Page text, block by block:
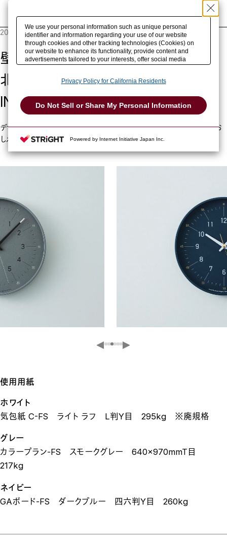
We use your personal information such as unique personal
identifier and information regarding your use of our website
through cookies and other tracking technologies (Cookies) on
our website to enhance its functionality, provide content and
advertisements tailored to your interests, offer social media
We may sell or share your personal information to/with our
These partners may combine the data shared by us with other
data that you have provided to them or that they have collected
from your use of their services or other websites to analyze and
share of your personal information by us. Please click
right. If we have detected an opt-out preference signal, then it
will be honored.Change your sell or share preference
Privacy Policy for California Residents
Do Not Sell or Share My Personal Information
Powered by Internet Initiative Japan Inc.
2024.08.22
壁掛け時計「essent」
北川大輔（DESIGN FOR
INDUSTRY）
デザイナーの北川大輔さんに、文字盤に紙を使った壁掛け時計についてお
しえていただきました。
使用用紙
ホワイト
気包紙 C-FS ライト ラフ L判Y目 295kg ※廃規格
グレー
カラープラン-FS スモークグレー 640×970mmT目
217kg
ネイビー
GAボード-FS ダークブルー 四六判Y目 260kg